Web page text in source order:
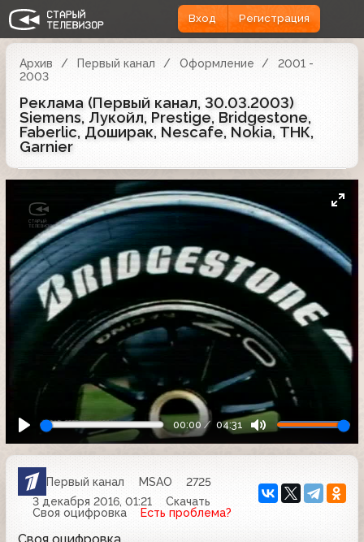
Вход Регистрация
Архив Первый канал Оформление
2001 -
2003
Реклама (Первый канал, 30.03.2003)
Siemens, Лукойл, Prestige, Bridgestone,
Faberlic, Доширак, Nescafe, Nokia, ТНК,
Garnier
00:00 04:31
Первый канал MSAO
2725
3 декабря 2016, 01:21
Скачать
Своя оцифровка
Есть проблема?